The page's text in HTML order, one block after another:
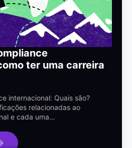
ter uma carreira
internacional: Quais são?
relacionadas ao
e cada uma…